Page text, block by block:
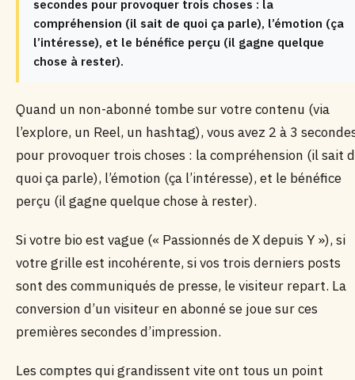
secondes pour provoquer trois choses : la
compréhension (il sait de quoi ça parle), l’émotion (ça
l’intéresse), et le bénéfice perçu (il gagne quelque
chose à rester).
Quand un non-abonné tombe sur votre contenu (via
l’explore, un Reel, un hashtag), vous avez 2 à 3
pour provoquer trois choses : la compréhension (il sait
quoi ça parle), l’émotion (ça l’intéresse), et le bénéfice
perçu (il gagne quelque chose à rester).
Si votre bio est vague (« Passionnés de X depuis Y »), si
votre grille est incohérente, si vos trois derniers posts
sont des communiqués de presse, le visiteur repart. La
conversion d’un visiteur en abonné se joue sur ces
premières secondes d’impression.
Les comptes qui grandissent vite ont tous un point